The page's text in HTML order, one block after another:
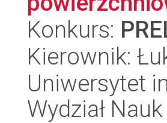
Konkurs:
Kierownik:
Uniwersytet
Wydział